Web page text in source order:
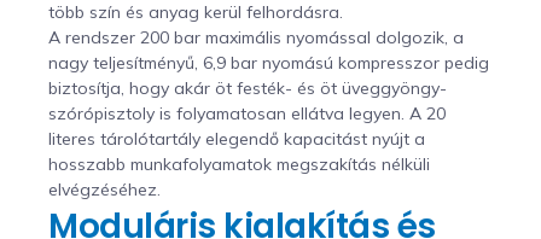
több szín és anyag kerül felhordásra.
A rendszer 200 bar maximális nyomással dolgozik, a
nagy teljesítményű, 6,9 bar nyomású kompresszor pedig
biztosítja, hogy akár öt festék- és öt üveggyöngy-
szórópisztoly is folyamatosan ellátva legyen. A 20
literes tárolótartály elegendő kapacitást nyújt a
hosszabb munkafolyamatok megszakítás nélküli
elvégzéséhez.
Moduláris kialakítás és